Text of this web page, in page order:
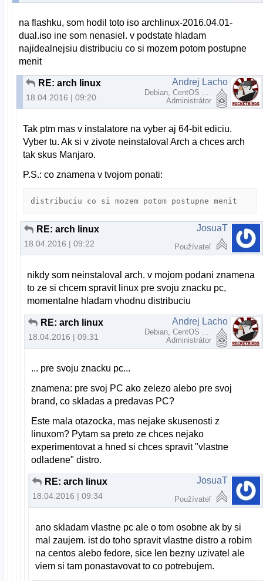
na flashku, som hodil toto iso archlinux-2016.04.01-
dual.iso ine som nenasiel. v podstate hladam
najidealnejsiu distribuciu co si mozem potom postupne
menit
RE: arch linux
18.04.2016 | 09:20
Andrej Lacho
Debian, CentOS ...
Administrátor
Tak ptm mas v instalatore na vyber aj 64-bit ediciu.
Vyber tu. Ak si v zivote neinstaloval Arch a chces arch
tak skus Manjaro.
P.S.: co znamena v tvojom ponati:
distribuciu co si mozem potom postupne menit
RE: arch linux
18.04.2016 | 09:22
JosuaT
Používateľ
nikdy som neinstaloval arch. v mojom podani znamena
to ze si chcem spravit linux pre svoju znacku pc,
momentalne hladam vhodnu distribuciu
RE: arch linux
18.04.2016 | 09:31
Andrej Lacho
Debian, CentOS ...
Administrátor
... pre svoju znacku pc...
znamena: pre svoj PC ako zelezo alebo pre svoj
brand, co skladas a predavas PC?
Este mala otazocka, mas nejake skusenosti z
linuxom? Pytam sa preto ze chces nejako
experimentovat a hned si chces spravit "vlastne
odladene" distro.
RE: arch linux
18.04.2016 | 09:34
JosuaT
Používateľ
ano skladam vlastne pc ale o tom osobne ak by si
mal zaujem. ist do toho spravit vlastne distro a robim
na centos alebo fedore, sice len bezny uzivatel ale
viem si tam ponastavovat to co potrebujem.